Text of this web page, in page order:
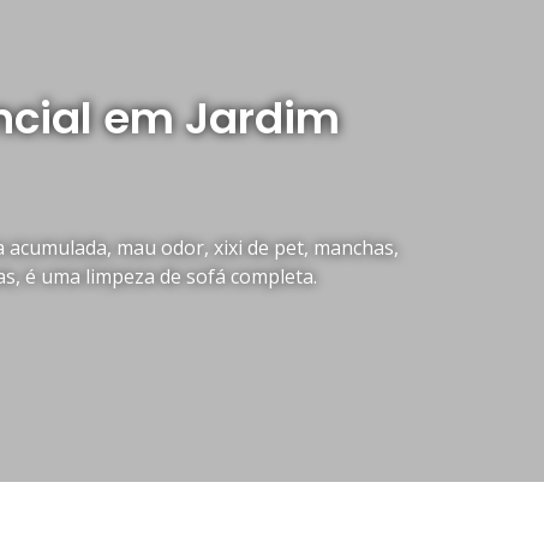
em Jardim
mau odor, xixi de pet, manchas,
é uma limpeza de sofá completa.